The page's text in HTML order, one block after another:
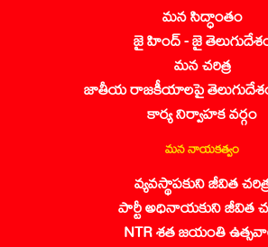
మన సిద్ధాంతం
జై హింద్ - జై
మన చరిత్ర
జాతీయ రాజకీయాలపై
కార్య నిర్వాహక వర్గం
మన నాయకత్వం
వ్యవస్థాపకుని జీవిత
పార్టీ అధినాయకుని జీవిత
NTR శత జయంతి